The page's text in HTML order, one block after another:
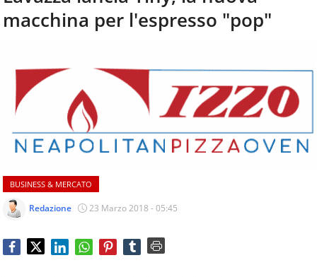
aggiornamenti
quotidiani
come
ospitalità,
ristorazione,
food
beverage,
catering
articoli
quotidiani
sul
dell'alimentazione,
dei
CONTATTI
macchina per l'espresso "pop"
BUSINESS & MERCATO
Redazione 23 Marzo 2018 - 05:45